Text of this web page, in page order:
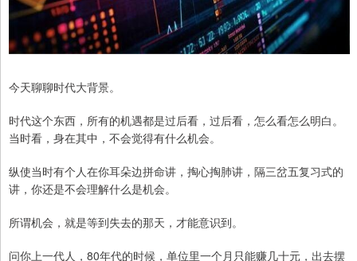
今天聊聊时代大背景。
时代这个东西，所有的机遇都是过后看，过后看，怎么看怎么明白。
当时看，身在其中，不会觉得有什么机会。
纵使当时有个人在你耳朵边拼命讲，掏心掏肺讲，隔三岔五复习式的
讲，你还是不会理解什么是机会。
所谓机会，就是等到失去的那天，才能意识到。
问你上一代人，80年代的时候，单位里一个月只能赚几十元，出去摆